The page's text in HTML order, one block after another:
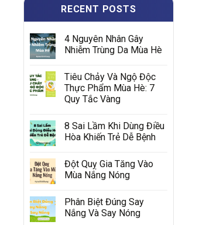
RECENT POSTS
4 Nguyên Nhân Gây
Nhiễm Trùng Da Mùa Hè
Tiêu Chảy Và Ngộ Độc
Thực Phẩm Mùa Hè: 7
Quy Tắc Vàng
8 Sai Lầm Khi Dùng Điều
Hòa Khiến Trẻ Dễ Bệnh
Đột Quỵ Gia Tăng Vào
Mùa Nắng Nóng
Phân Biệt Đúng Say
Nắng Và Say Nóng